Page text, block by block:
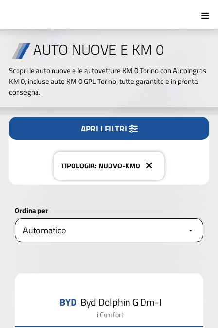
AUTO NUOVE E KM 0
Scopri le auto nuove e le autovetture KM 0 Torino con Autoingros
KM 0, incluse auto KM 0 GPL Torino, tutte garantite e in pronta
consegna.
APRI I FILTRI
CERCA NEL NOSTRO PARCO AUTO
TIPOLOGIA: NUOVO-KM0
Tutto Nuovo/KM0 Usato
Marca
Alimentazione
CHIUDI I FILTRI
Ordina per
BYD Byd Dolphin G Dm-I
i Comfort